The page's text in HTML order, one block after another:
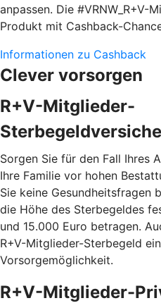
anpassen. Die #VRNW_R+V-
Produkt mit Cashback-
Informationen zu Cashback
Clever vorsorgen
R+V-Mitglieder-
Sorgen Sie für den Fall Ihres
Ihre Familie vor hohen
Sie keine Gesundheitsfragen
die Höhe des Sterbegeldes
und 15.000 Euro betragen.
R+V-Mitglieder-Sterbegeld
Vorsorgemöglichkeit.
R+V-Mitglieder-